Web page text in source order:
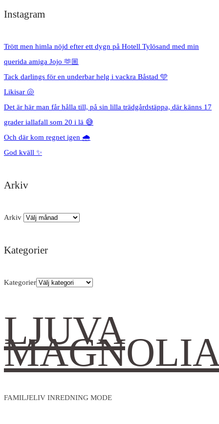
Instagram
Trött men himla nöjd efter ett dygn på Hotell Tylösand med min
querida amiga Jojo 🫶🏼
Tack darlings för en underbar helg i vackra Båstad 🩵
Likisar 🐚
Det är här man får hålla till, på sin lilla trädgårdstäppa, där känns 17
grader iallafall som 20 i lä 😅
Och där kom regnet igen 🌧️
God kväll ✨
Arkiv
Arkiv
Kategorier
Kategorier
LJUVA
FAMILJELIV INREDNING MODE